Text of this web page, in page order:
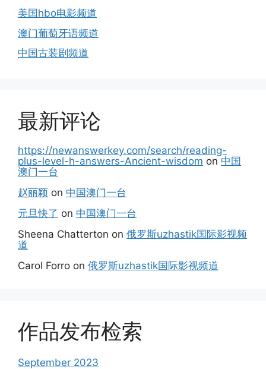
美国hbo电影频道
澳门葡萄牙语频道
中国古装剧频道
最新评论
https://newanswerkey.com/search/reading-
plus-level-h-answers-Ancient-wisdom on 中国
澳门一台
赵丽颖 on 中国澳门一台
元旦快了 on 中国澳门一台
Sheena Chatterton on 俄罗斯uzhastik国际影视频
道
Carol Forro on 俄罗斯uzhastik国际影视频道
作品发布检索
September 2023